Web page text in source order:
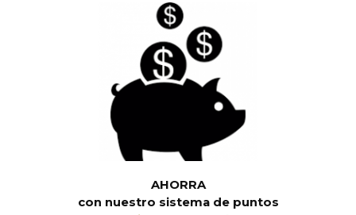
AHORRA
con nuestro sistema de puntos